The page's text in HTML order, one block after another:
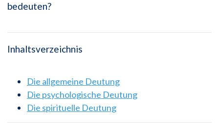
bedeuten?
Inhaltsverzeichnis
Die allgemeine Deutung
Die psychologische Deutung
Die spirituelle Deutung